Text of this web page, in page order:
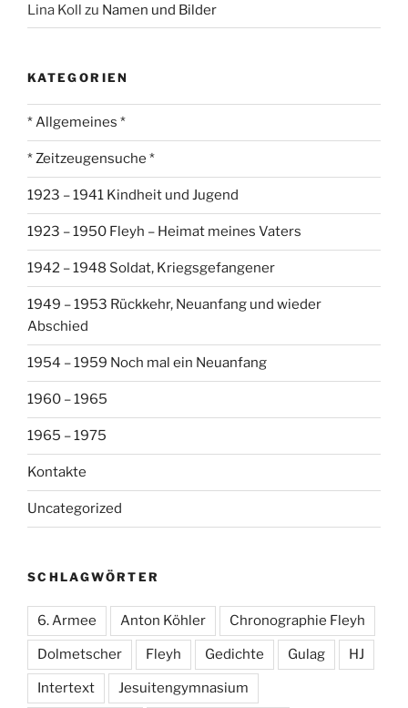
Lina Koll zu Namen und Bilder
KATEGORIEN
* Allgemeines *
* Zeitzeugensuche *
1923 – 1941 Kindheit und Jugend
1923 – 1950 Fleyh – Heimat meines Vaters
1942 – 1948 Soldat, Kriegsgefangener
1949 – 1953 Rückkehr, Neuanfang und wieder
Abschied
1954 – 1959 Noch mal ein Neuanfang
1960 – 1965
1965 – 1975
Kontakte
Uncategorized
SCHLAGWÖRTER
6. Armee Anton Köhler Chronographie Fleyh
Dolmetscher Fleyh Gedichte Gulag HJ
Intertext Jesuitengymnasium